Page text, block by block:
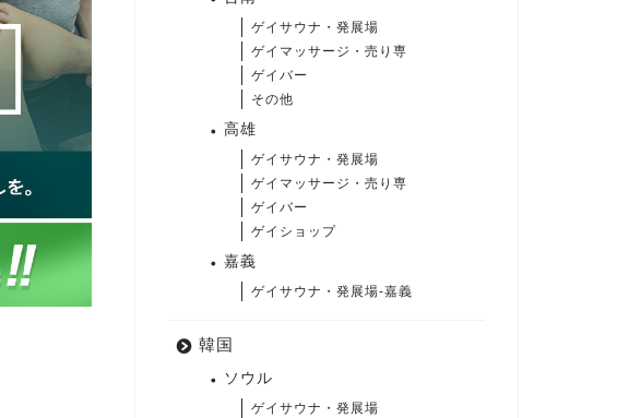
ゲイサウナ・発展場
ゲイマッサージ・売り専
ゲイバー
その他
高雄
ゲイサウナ・発展場
ゲイマッサージ・売り専
ゲイバー
ゲイショップ
嘉義
ゲイサウナ・発展場-嘉義
韓国
ソウル
ゲイサウナ・発展場